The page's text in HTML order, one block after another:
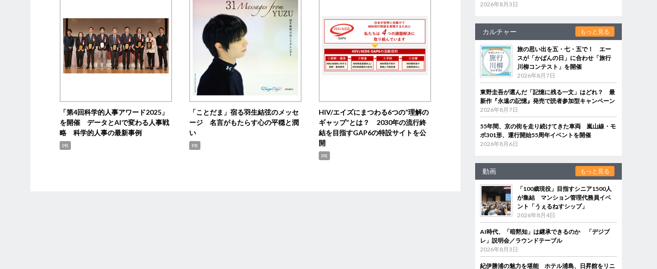
「第4回科学的人事アワード2025」
を開催 データとAIで変わる人事戦
略 科学的人事の最新事例
PR
「ことだま」宿る羽生結弦のメッセ
ージ 名言がもたらす心の平穏と潤
い
PR
HIV/エイズにまつわる6つの“理解の
ギャップ”とは？ 2030年の流行終
結を目指すGAP6の特設サイトを公
開
PR
2026年8月3日
カルチャー もっと見る
旅の思い出を五・七・五で！ エー
スが「かばんの日」に合わせ「旅行
川柳コンテスト」を開催
2026年8月7日
東野圭吾が選んだ「記憶に残る一文」はどれ？ 最
新作『永遠の記憶』発売で読者参加型キャンペーン
2026年8月7日
55年間、京の街を走り続けてきた車両 嵐山線・モ
ボ301形、運行開始55周年イベントを開催
2026年8月6日
動画 もっと見る
「100歳現役」目指すシニア1500人
が集結 マンション管理代務員イベ
ント「うぇるねすシップ」
2026年8月4日
AI時代、「暗黙知」は継承できるのか 「デジブ
レ」説明会／ラウンドテーブル
2026年8月3日
紀伊勝浦の魅力を堪能 ホテル浦島、日昇館をリニ